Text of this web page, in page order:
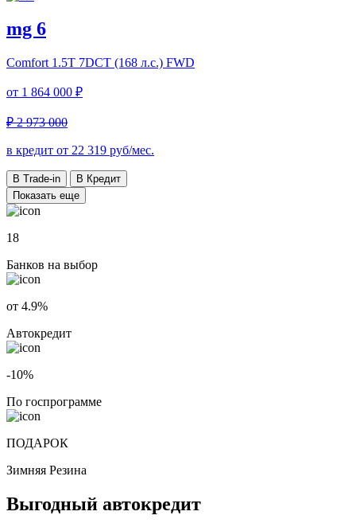
mg 6
Comfort 1.5T 7DCT (168 л.с.) FWD
от 1 864 000 ₽
₽ 2 973 000
в кредит от 22 319 руб/мес.
В Trade-in
В Кредит
Показать еще
18
Банков на выбор
от 4.9%
Автокредит
-10%
По госпрограмме
ПОДАРОК
Зимняя Резина
Выгодный автокредит